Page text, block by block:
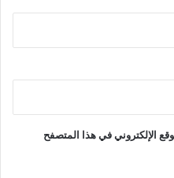
الإلكتروني في هذا المتصفح